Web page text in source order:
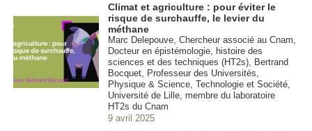
Climat et agriculture : pour éviter le
risque de surchauffe, le levier du
méthane
Marc Delepouve, Chercheur associé au Cnam,
Docteur en épistémologie, histoire des
sciences et des techniques (HT2s), Bertrand
Bocquet, Professeur des Universités,
Physique & Science, Technologie et Société,
Université de Lille, membre du laboratoire
HT2s du Cnam
9 avril 2025